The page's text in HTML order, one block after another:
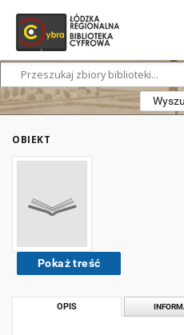
OBIEKT
Pokaż treść
OPIS